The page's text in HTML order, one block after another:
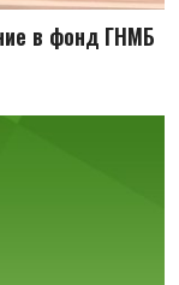
в фонд ГНМБ